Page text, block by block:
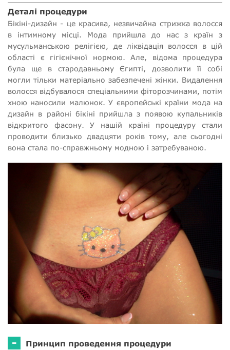
Деталі процедури
Бікіні-дизайн - це красива, незвичайна стрижка волосся
в інтимному місці. Мода прийшла до нас з країн з
мусульманською релігією, де ліквідація волосся в цій
області є гігієнічної нормою. Але, відома процедура
була ще в стародавньому Єгипті, дозволити її собі
могли тільки матеріально забезпечені жінки. Видалення
волосся відбувалося спеціальними фіторозчинами, потім
хною наносили малюнок. У європейські країни мода на
дизайн в районі бікіні прийшла з появою купальників
відкритого фасону. У нашій країні процедуру стали
проводити близько двадцяти років тому, але сьогодні
вона стала по-справжньому модною і затребуваною.
- Принцип проведення процедури